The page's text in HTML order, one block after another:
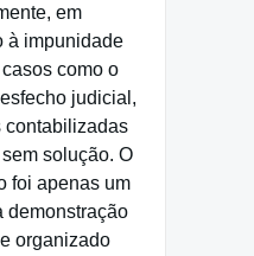
em
à impunidade
como o
judicial,
contabilizadas
solução. O
foi apenas um
demonstração
organizado